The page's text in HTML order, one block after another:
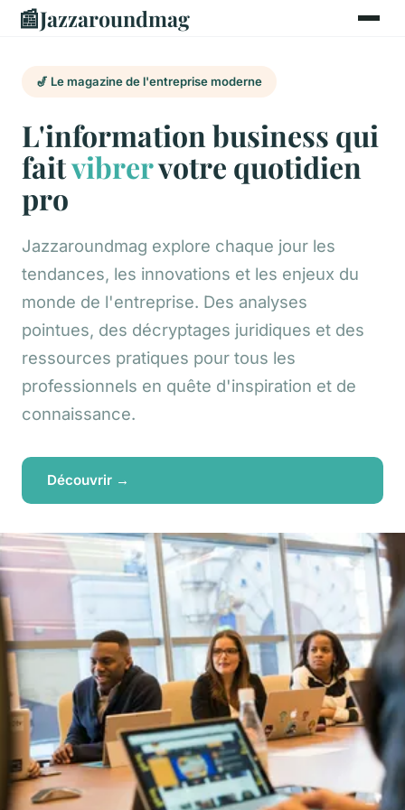
📰Jazzaroundmag
🎷 Le magazine de l'entreprise moderne
L'information business qui
faitvibrervotre quotidien
pro
Jazzaroundmag explore chaque jour les
tendances, les innovations et les enjeux du
monde de l'entreprise. Des analyses
pointues, des décryptages juridiques et des
ressources pratiques pour tous les
professionnels en quête d'inspiration et de
connaissance.
Découvrir →